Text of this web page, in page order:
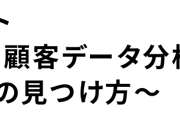
客データ分
見つけ方〜